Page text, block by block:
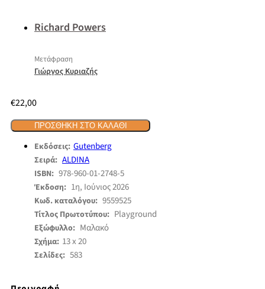
Richard Powers
Μετάφραση
Γιώργος Κυριαζής
€22,00
ΠΡΟΣΘΉΚΗ ΣΤΟ ΚΑΛΆΘΙ
Εκδόσεις: Gutenberg
Σειρά: ALDINA
ISBN: 978-960-01-2748-5
Έκδοση: 1η, Ιούνιος 2026
Κωδ. καταλόγου: 9559525
Τίτλος Πρωτοτύπου: Playground
Εξώφυλλο: Μαλακό
Σχήμα: 13 x 20
Σελίδες: 583